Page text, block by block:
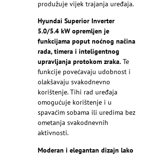
produžuje vijek trajanja uređaja.
Hyundai Superior Inverter
5.0/5.4 kW opremljen je
funkcijama poput noćnog načina
rada, timera i inteligentnog
upravljanja protokom zraka. Te
funkcije povećavaju udobnost i
olakšavaju svakodnevno
korištenje. Tihi rad uređaja
omogućuje korištenje i u
spavaćim sobama ili uredima bez
ometanja svakodnevnih
aktivnosti.
Moderan i elegantan dizajn lako